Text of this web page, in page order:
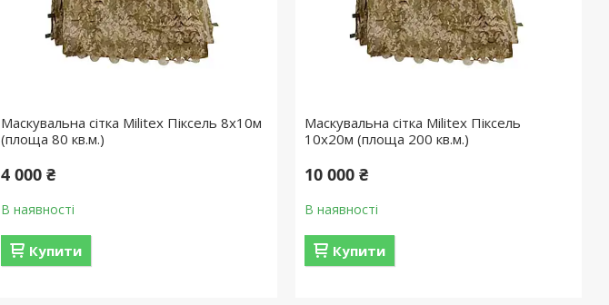
Маскувальна сітка Militex Піксель 8х10м
(площа 80 кв.м.)
4 000 ₴
В наявності
Купити
Маскувальна сітка Militex Піксель
10х20м (площа 200 кв.м.)
10 000 ₴
В наявності
Купити